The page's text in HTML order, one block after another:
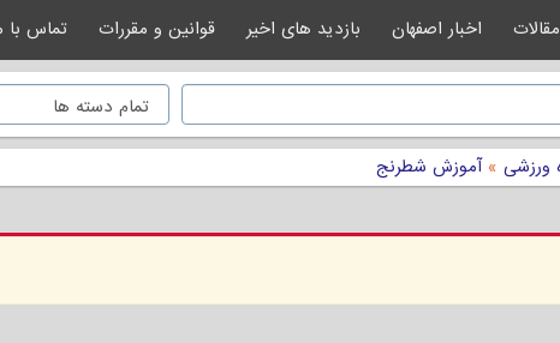
مقالات اخبار اصفهان بازدید های اخیر قوانین و مقررات تماس با
ورزشی » آموزش شطرنج